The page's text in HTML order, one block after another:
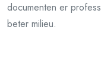
documenten er
beter milieu.